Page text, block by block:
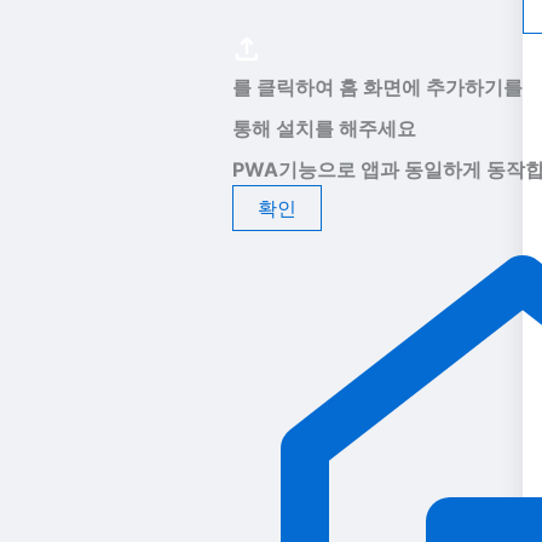
를 클릭하여 홈 화면에 추가하기를
통해 설치를 해주세요
PWA기능으로 앱과 동일하게 동작
확인